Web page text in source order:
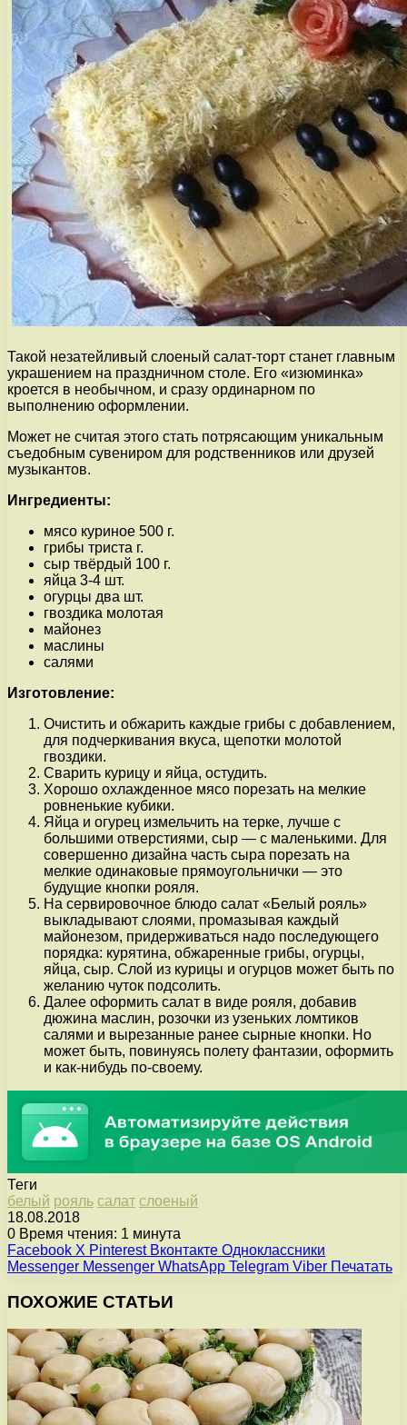
Такой незатейливый слоеный салат-торт станет главным
украшением на праздничном столе. Его «изюминка»
кроется в необычном, и сразу ординарном по
выполнению оформлении.
Может не считая этого стать потрясающим уникальным
съедобным сувениром для родственников или друзей
музыкантов.
Ингредиенты:
мясо куриное 500 г.
грибы триста г.
сыр твёрдый 100 г.
яйца 3-4 шт.
огурцы два шт.
гвоздика молотая
майонез
маслины
салями
Изготовление:
Очистить и обжарить каждые грибы с добавлением,
для подчеркивания вкуса, щепотки молотой
гвоздики.
Сварить курицу и яйца, остудить.
Хорошо охлажденное мясо порезать на мелкие
ровненькие кубики.
Яйца и огурец измельчить на терке, лучше с
большими отверстиями, сыр — с маленькими. Для
совершенно дизайна часть сыра порезать на
мелкие одинаковые прямоугольнички — это
будущие кнопки рояля.
На сервировочное блюдо салат «Белый рояль»
выкладывают слоями, промазывая каждый
майонезом, придерживаться надо последующего
порядка: курятина, обжаренные грибы, огурцы,
яйца, сыр. Слой из курицы и огурцов может быть по
желанию чуток подсолить.
Далее оформить салат в виде рояля, добавив
дюжина маслин, розочки из узеньких ломтиков
салями и вырезанные ранее сырные кнопки. Но
может быть, повинуясь полету фантазии, оформить
и как-нибудь по-своему.
Теги
белый рояль салат слоеный
18.08.2018
0 Время чтения: 1 минута
Facebook X Pinterest Вконтакте Одноклассники
Messenger Messenger WhatsApp Telegram Viber Печатать
ПОХОЖИЕ СТАТЬИ